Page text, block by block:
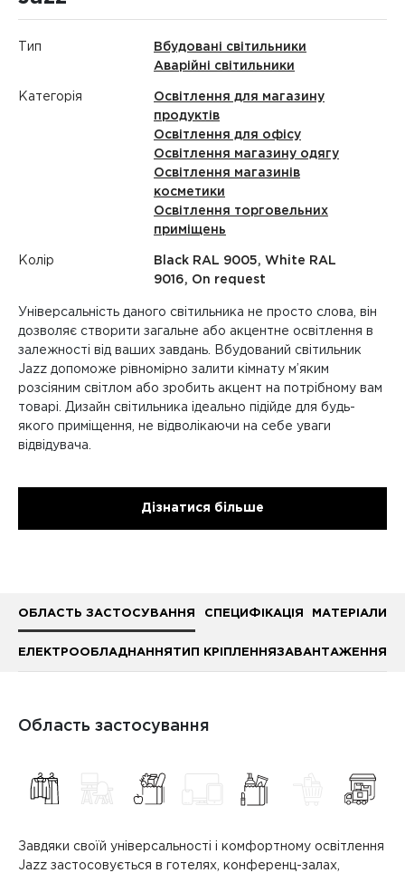
Тип
Вбудовані світильники
Аварійні світильники
Категорія
Освітлення для магазину
продуктів
Освітлення для офісу
Освітлення магазину одягу
Освітлення магазинів
косметики
Освітлення торговельних
приміщень
Колір
Black RAL 9005, White RAL
9016, On request
Універсальність даного світильника не просто слова, він
дозволяє створити загальне або акцентне освітлення в
залежності від ваших завдань. Вбудований світильник
Jazz допоможе рівномірно залити кімнату м’яким
розсіяним світлом або зробить акцент на потрібному вам
товарі. Дизайн світильника ідеально підійде для будь-
якого приміщення, не відволікаючи на себе уваги
відвідувача.
Дізнатися більше
ОБЛАСТЬ ЗАСТОСУВАННЯ СПЕЦИФІКАЦІЯ МАТЕРІАЛИ
ЕЛЕКТРООБЛАДНАННЯ ТИП КРІПЛЕННЯ ЗАВАНТАЖЕННЯ
Область застосування
Завдяки своїй універсальності і комфортному освітлення
Jazz застосовується в готелях, конференц-залах,